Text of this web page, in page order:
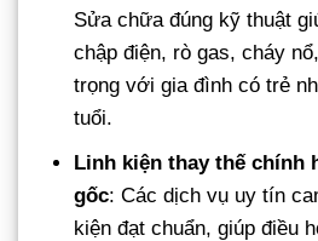
Sửa chữa đúng kỹ thuật
chập điện, rò gas, cháy
trọng với gia đình có trẻ
tuổi.
Linh kiện thay thế chính
gốc: Các dịch vụ uy tín
kiện đạt chuẩn, giúp điều